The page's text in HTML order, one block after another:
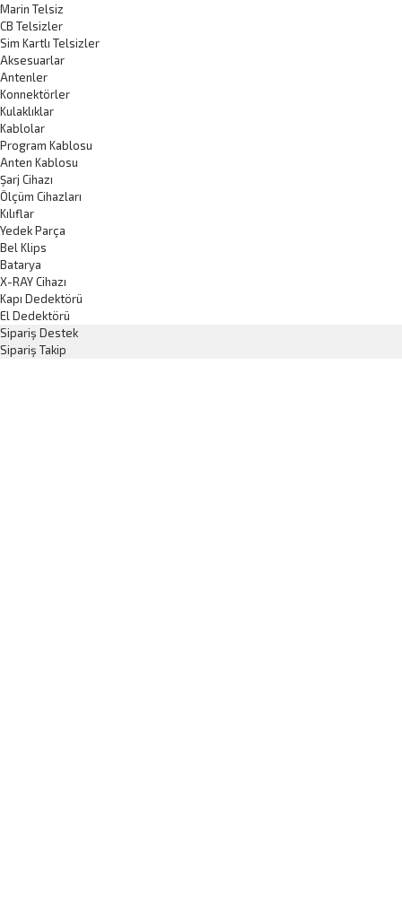
Marin Telsiz
CB Telsizler
Sim Kartlı Telsizler
Aksesuarlar
Antenler
Konnektörler
Kulaklıklar
Kablolar
Program Kablosu
Anten Kablosu
Şarj Cihazı
Ölçüm Cihazları
Kılıflar
Yedek Parça
Bel Klips
Batarya
X-RAY Cihazı
Kapı Dedektörü
El Dedektörü
Sipariş Destek
Sipariş Takip